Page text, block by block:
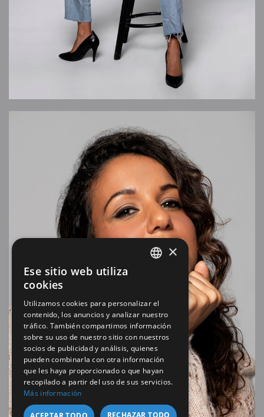
×
Ese sitio web utiliza
cookies
Utilizamos cookies para personalizar el
contenido, los anuncios y analizar nuestro
tráfico. También compartimos información
sobre su uso de nuestro sitio con nuestros
socios de publicidad y análisis, quienes
pueden combinarla con otra información
que les haya proporcionado o que hayan
recopilado a partir del uso de sus servicios.
Más información
RECHAZAR TODO